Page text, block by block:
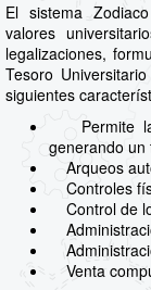
El sistema
valores
legalizaciones,
Tesoro
siguientes
Permite la
generando un
Arqueos
Controles
Control de
Venta